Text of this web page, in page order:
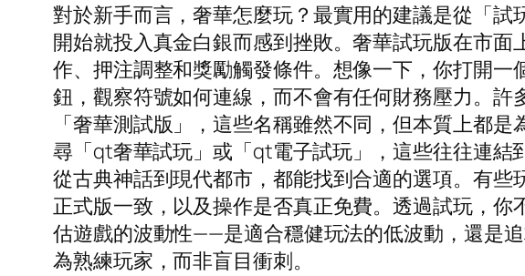
對於新手而言，奢華怎麼玩？最實用的建議是從「
開始就投入真金白銀而感到挫敗。奢華試玩版在市
作、押注調整和獎勵觸發條件。想像一下，你打開
鈕，觀察符號如何連線，而不會有任何財務壓力。
「奢華測試版」，這些名稱雖然不同，但本質上都
尋「qt奢華試玩」或「qt電子試玩」，這些往往連結
從古典神話到現代都市，都能找到合適的選項。有
正式版一致，以及操作是否真正免費。透過試玩，
估遊戲的波動性——是適合穩健玩法的低波動，還是
為熟練玩家，而非盲目衝刺。